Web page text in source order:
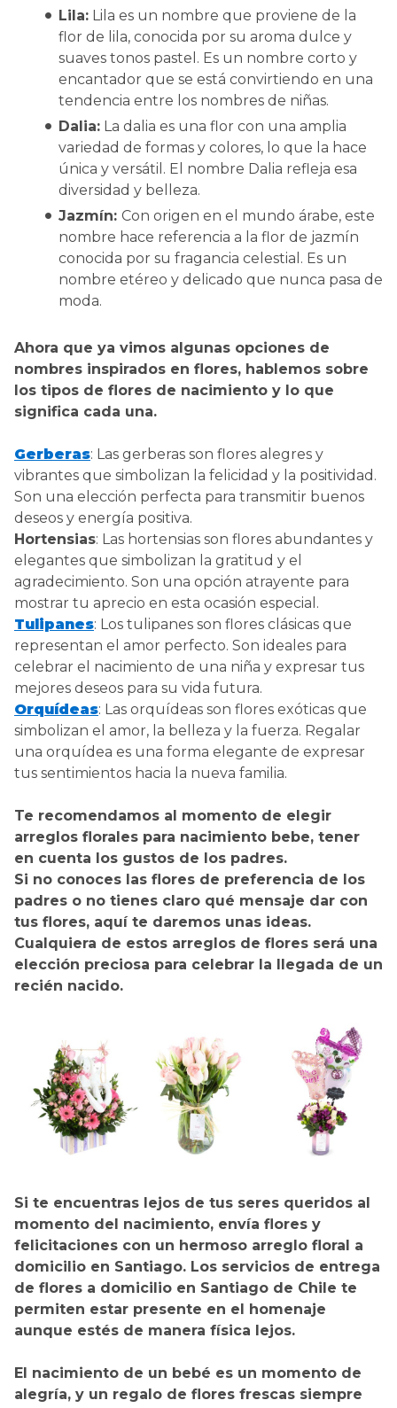
Lila: Lila es un nombre que proviene de la
flor de lila, conocida por su aroma dulce y
suaves tonos pastel. Es un nombre corto y
encantador que se está convirtiendo en una
tendencia entre los nombres de niñas.
Dalia: La dalia es una flor con una amplia
variedad de formas y colores, lo que la hace
única y versátil. El nombre Dalia refleja esa
diversidad y belleza.
Jazmín: Con origen en el mundo árabe, este
nombre hace referencia a la flor de jazmín
conocida por su fragancia celestial. Es un
nombre etéreo y delicado que nunca pasa de
moda.
Ahora que ya vimos algunas opciones de
nombres inspirados en flores, hablemos sobre
los tipos de flores de nacimiento y lo que
significa cada una.
Gerberas: Las gerberas son flores alegres y
vibrantes que simbolizan la felicidad y la positividad.
Son una elección perfecta para transmitir buenos
deseos y energía positiva.
Hortensias: Las hortensias son flores abundantes y
elegantes que simbolizan la gratitud y el
agradecimiento. Son una opción atrayente para
mostrar tu aprecio en esta ocasión especial.
Tulipanes: Los tulipanes son flores clásicas que
representan el amor perfecto. Son ideales para
celebrar el nacimiento de una niña y expresar tus
mejores deseos para su vida futura.
Orquídeas: Las orquídeas son flores exóticas que
simbolizan el amor, la belleza y la fuerza. Regalar
una orquídea es una forma elegante de expresar
tus sentimientos hacia la nueva familia.
Te recomendamos al momento de elegir
arreglos florales para nacimiento bebe, tener
en cuenta los gustos de los padres.
Si no conoces las flores de preferencia de los
padres o no tienes claro qué mensaje dar con
tus flores, aquí te daremos unas ideas.
Cualquiera de estos arreglos de flores será una
elección preciosa para celebrar la llegada de un
recién nacido.
Si te encuentras lejos de tus seres queridos al
momento del nacimiento, envía flores y
felicitaciones con un hermoso arreglo floral a
domicilio en Santiago. Los servicios de entrega
de flores a domicilio en Santiago de Chile te
permiten estar presente en el homenaje
aunque estés de manera física lejos.
El nacimiento de un bebé es un momento de
alegría, y un regalo de flores frescas siempre